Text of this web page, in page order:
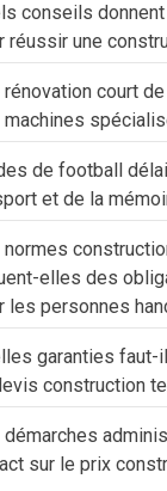
conseils
réussir une
rénovation court
de football
et de la
normes
elles des
les personnes
garanties faut-
construction
démarches
sur le prix